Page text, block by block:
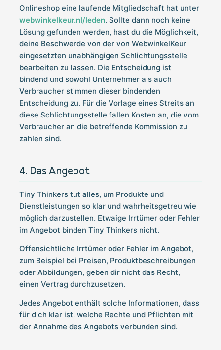
Onlineshop eine laufende Mitgliedschaft hat unter
webwinkelkeur.nl/leden. Sollte dann noch keine
Lösung gefunden werden, hast du die Möglichkeit,
deine Beschwerde von der von WebwinkelKeur
eingesetzten unabhängigen Schlichtungsstelle
bearbeiten zu lassen. Die Entscheidung ist
bindend und sowohl Unternehmer als auch
Verbraucher stimmen dieser bindenden
Entscheidung zu. Für die Vorlage eines Streits an
diese Schlichtungsstelle fallen Kosten an, die vom
Verbraucher an die betreffende Kommission zu
zahlen sind.
Das Angebot
Tiny Thinkers tut alles, um Produkte und
Dienstleistungen so klar und wahrheitsgetreu wie
möglich darzustellen. Etwaige Irrtümer oder Fehler
im Angebot binden Tiny Thinkers nicht.
Offensichtliche Irrtümer oder Fehler im Angebot,
zum Beispiel bei Preisen, Produktbeschreibungen
oder Abbildungen, geben dir nicht das Recht,
einen Vertrag durchzusetzen.
Jedes Angebot enthält solche Informationen, dass
für dich klar ist, welche Rechte und Pflichten mit
der Annahme des Angebots verbunden sind.